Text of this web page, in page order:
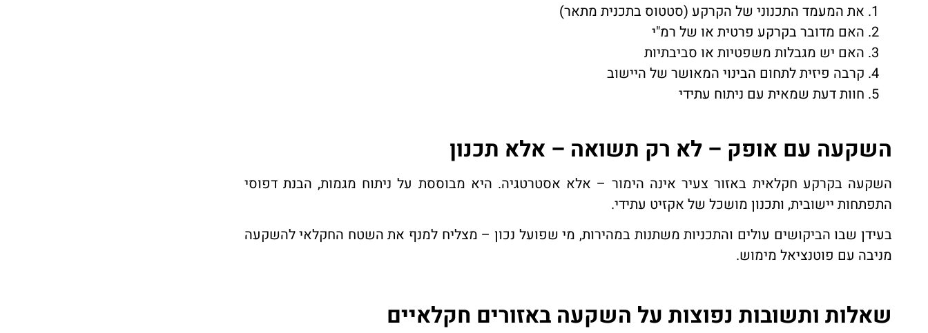
את המעמד התכנוני של הקרקע (סטטוס בתכנית מתאר)
האם מדובר בקרקע פרטית או של רמ"י
האם יש מגבלות משפטיות או סביבתיות
קרבה פיזית לתחום הבינוי המאושר של היישוב
חוות דעת שמאית עם ניתוח עתידי
השקעה עם אופק – לא רק תשואה – אלא תכנון
השקעה בקרקע חקלאית באזור צעיר אינה הימור – אלא אסטרטגיה. היא מבוססת על ניתוח מגמות, הבנת דפוסי
התפתחות יישובית, ותכנון מושכל של אקזיט עתידי.
בעידן שבו הביקושים עולים והתכניות משתנות במהירות, מי שפועל נכון – מצליח למנף את השטח החקלאי להשקעה
מניבה עם פוטנציאל מימוש.
שאלות ותשובות נפוצות על השקעה באזורים חקלאיים